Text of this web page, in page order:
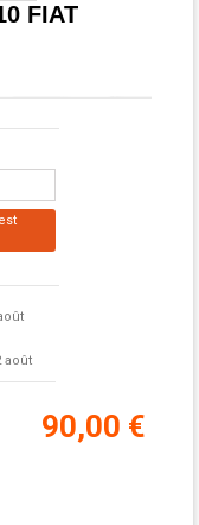
FIAT
août
90,00 €